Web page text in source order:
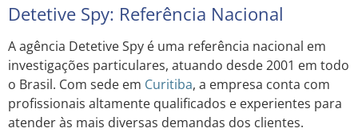
Detetive Spy: Referência Nacional
A agência Detetive Spy é uma referência nacional em
investigações particulares, atuando desde 2001 em todo
o Brasil. Com sede em Curitiba, a empresa conta com
profissionais altamente qualificados e experientes para
atender às mais diversas demandas dos clientes.